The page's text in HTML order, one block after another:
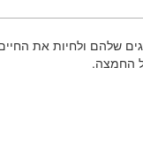
שלהם ולחיות את
החמצה.